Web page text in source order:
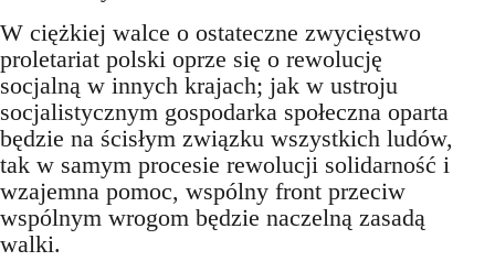
W ciężkiej walce o ostateczne zwycięstwo
proletariat polski oprze się o rewolucję
socjalną w innych krajach; jak w ustroju
socjalistycznym gospodarka społeczna oparta
będzie na ścisłym związku wszystkich ludów,
tak w samym procesie rewolucji solidarność i
wzajemna pomoc, wspólny front przeciw
wspólnym wrogom będzie naczelną zasadą
walki.